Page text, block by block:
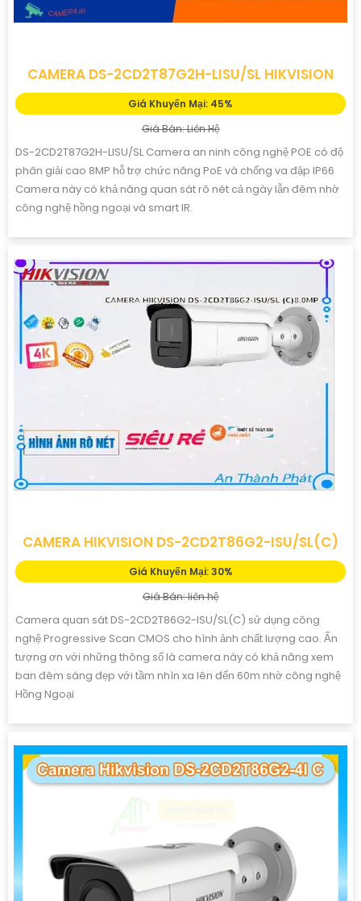
CAMERA DS-2CD2T87G2H-LISU/SL HIKVISION
Giá Khuyến Mại: 45%
Giá Bán: Liên Hệ
DS-2CD2T87G2H-LISU/SL Camera an ninh công nghệ POE có độ
phân giải cao 8MP hỗ trợ chức năng PoE và chống va đập IP66
Camera này có khả năng quan sát rõ nét cả ngày lẫn đêm nhờ
công nghệ hồng ngoại và smart IR.
CAMERA HIKVISION DS-2CD2T86G2-ISU/SL(C)
Giá Khuyến Mại: 30%
Giá Bán: liên hệ
Camera quan sát DS-2CD2T86G2-ISU/SL(C) sử dụng công
nghệ Progressive Scan CMOS cho hình ảnh chất lượng cao. Ấn
tượng ơn với những thông số là camera này có khả năng xem
ban đêm sáng đẹp với tầm nhìn xa lên đến 60m nhờ công nghệ
Hồng Ngoại